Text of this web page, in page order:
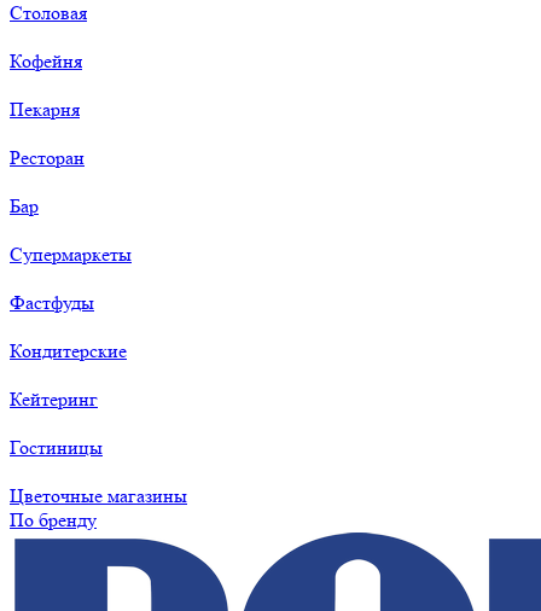
Столовая
Кофейня
Пекарня
Ресторан
Бар
Супермаркеты
Фастфуды
Кондитерские
Кейтеринг
Гостиницы
Цветочные магазины
По бренду